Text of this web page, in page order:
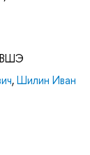
ВШЭ
,Шилин Иван